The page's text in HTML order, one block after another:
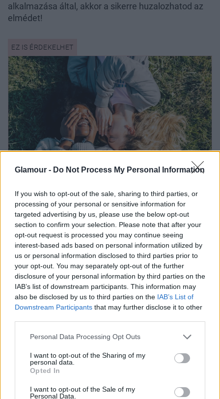
Glamour - Do Not Process My Personal Information
If you wish to opt-out of the sale, sharing to third parties, or
processing of your personal or sensitive information for
targeted advertising by us, please use the below opt-out
section to confirm your selection. Please note that after your
opt-out request is processed you may continue seeing
interest-based ads based on personal information utilized by
us or personal information disclosed to third parties prior to
your opt-out. You may separately opt-out of the further
disclosure of your personal information by third parties on the
IAB’s list of downstream participants. This information may
also be disclosed by us to third parties on the IAB’s List of
Downstream Participants that may further disclose it to other
Please note that this website/app uses one or more Google
not limited to your visit or usage behaviour. You may click to
grant or deny consent to Google and its third-party tags to
use your data for below specified purposes in below Google
consent section.
Personal Data Processing Opt Outs
I want to opt-out of the Sharing of my
personal data.
Opted In
I want to opt-out of the Sale of my
Personal Data.
alkalmazása által, akkor a sikerre huzalozhatod az
elmédet!
Az érzelmileg intelligens emberek 8
tulajdonsága - rád mennyi igaz?
A technikák közé tartozik a siker vizualizáció: tölts
minden nap néhány percet azzal, hogy nagy
részletességgel elképzeled, milyen az, amikor már
elérted a céljaidat. Egy másik technika a
forgatókönyv-tervezés: képzelj el olyan
szcenáriókat, amikor különböző kihívást jelentő
helyzetekkel kell szembenézned, és te
Hozz létre egy önbizalom-
bomba lejátszási listát!
A zene erőteljes hatással van a hangulatra és a
motivációra is. Készíts egy lejátszási listát olyan